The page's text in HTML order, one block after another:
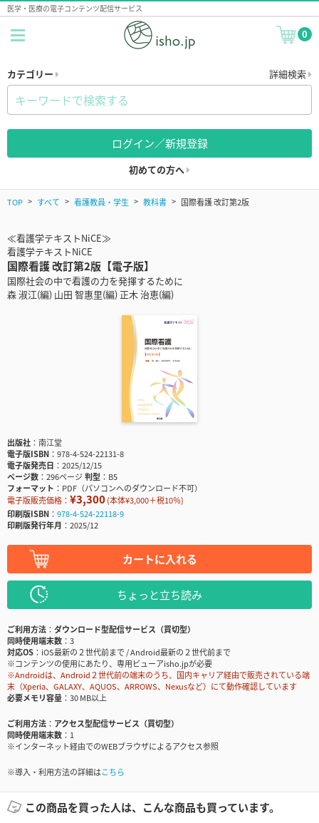
医学・医療の電子コンテンツ配信サービス
0
カテゴリー 詳細検索
ログイン／新規登録
初めての方へ
TOP すべて 看護教員・学生 教科書 国際看護 改訂第2版
≪看護学テキストNiCE≫
看護学テキストNiCE
国際看護 改訂第2版【電子版】
国際社会の中で看護の力を発揮するために
森 淑江(編) 山田 智惠里(編) 正木 治恵(編)
出版社
南江堂
電子版ISBN
978-4-524-22131-8
電子版発売日
2025/12/15
ページ数
296ページ判型
B5
フォーマット
PDF（パソコンへのダウンロード不可）
電子版販売価格： ¥3,300(本体¥3,000＋税10％)
印刷版ISBN
978-4-524-22118-9
印刷版発行年月
2025/12
カートに入れる
ちょっと立ち読み
ご利用方法
ダウンロード型配信サービス（買切型）
同時使用端末数
3
対応OS
iOS最新の２世代前まで / Android最新の２世代前まで
※コンテンツの使用にあたり、専用ビューアisho.jpが必要
※Androidは、Android２世代前の端末のうち、国内キャリア経由で販売されている端
末（Xperia、GALAXY、AQUOS、ARROWS、Nexusなど）にて動作確認しています
必要メモリ容量
30 MB以上
ご利用方法
アクセス型配信サービス（買切型）
同時使用端末数
1
※インターネット経由でのWEBブラウザによるアクセス参照
※導入・利用方法の詳細はこちら
この商品を買った人は、こんな商品も買っています。